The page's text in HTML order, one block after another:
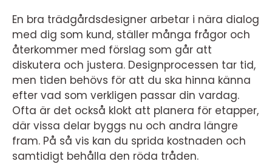
En bra trädgårdsdesigner arbetar i nära dialog
med dig som kund, ställer många frågor och
återkommer med förslag som går att
diskutera och justera. Designprocessen tar tid,
men tiden behövs för att du ska hinna känna
efter vad som verkligen passar din vardag.
Ofta är det också klokt att planera för etapper,
där vissa delar byggs nu och andra längre
fram. På så vis kan du sprida kostnaden och
samtidigt behålla den röda tråden.